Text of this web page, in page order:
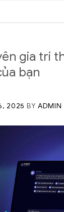
gia tri
bạn
2025 BYADMIN